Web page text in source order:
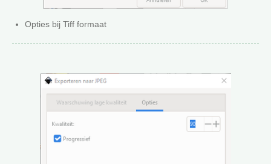
Opties bij Tiff formaat